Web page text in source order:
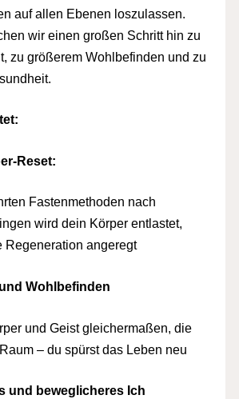
auf allen Ebenen loszulassen.
wir einen großen Schritt hin zu
zu größerem Wohlbefinden und zu
Reset:
Fastenmethoden nach
wird dein Körper entlastet,
Regeneration angeregt
Wohlbefinden
und Geist gleichermaßen, die
– du spürst das Leben neu
und beweglicheres Ich